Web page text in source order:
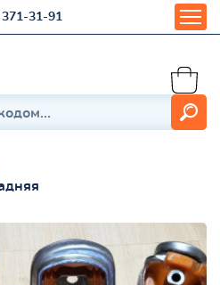
371-31-91